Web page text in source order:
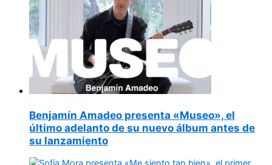
Benjamín Amadeo presenta «Museo», el
último adelanto de su nuevo álbum antes de
su lanzamiento